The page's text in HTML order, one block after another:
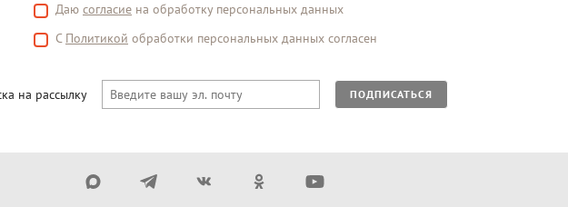
Даю согласие на обработку персональных данных
С Политикой обработки персональных данных согласен
на рассылку ПОДПИСАТЬСЯ